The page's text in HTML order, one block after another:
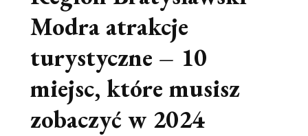
Modra atrakcje
turystyczne – 10
miejsc, które musisz
zobaczyć w 2024